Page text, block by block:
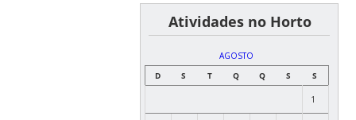
͏ ͏ ͏ ͏ ͏ ͏Atividades no Horto
AGOSTO
D
S T Q Q S S
1